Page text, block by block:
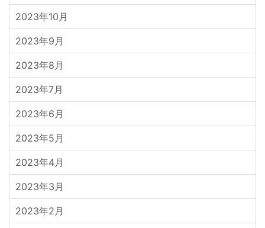
2023年10月
2023年9月
2023年8月
2023年7月
2023年6月
2023年5月
2023年4月
2023年3月
2023年2月